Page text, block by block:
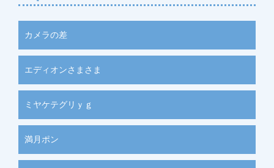
カメラの差
エディオンさまさま
ミヤケテグリｙｇ
満月ポン